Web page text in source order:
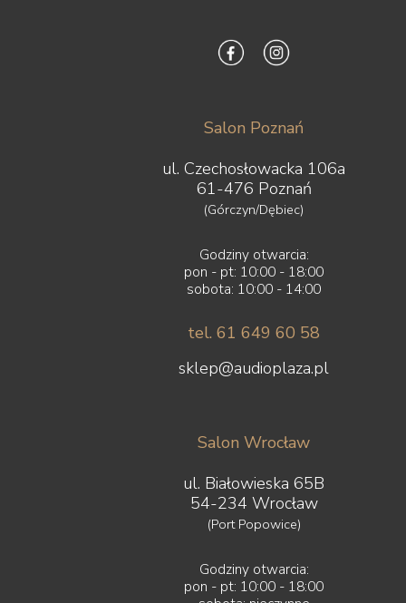
Salon Poznań
ul. Czechosłowacka 106a
61-476 Poznań
(Górczyn/Dębiec)
Godziny otwarcia:
pon - pt: 10:00 - 18:00
sobota: 10:00 - 14:00
tel. 61 649 60 58
sklep@audioplaza.pl
Salon Wrocław
ul. Białowieska 65B
54-234 Wrocław
(Port Popowice)
Godziny otwarcia:
pon - pt: 10:00 - 18:00